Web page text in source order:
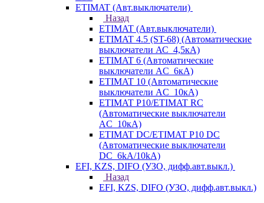
ETIMAT (Авт.выключатели)
Назад
ETIMAT (Авт.выключатели)
ETIMAT 4.5 (ST-68) (Автоматические
выключатели АС_4,5кА)
ETIMAT 6 (Автоматические
выключатели AC_6кА)
ETIMAT 10 (Автоматические
выключатели AC_10кА)
ETIMAT P10/ETIMAT RC
(Автоматические выключатели
AC_10кА)
ETIMAT DC/ETIMAT P10 DC
(Автоматические выключатели
DC_6kA/10kA)
EFI, KZS, DIFO (УЗО, дифф.авт.выкл.)
Назад
EFI, KZS, DIFO (УЗО, дифф.авт.выкл.)